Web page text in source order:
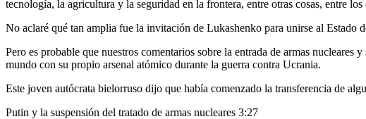
tecnología, la agricultura y la seguridad en la frontera, entre otras cosas, entre
No aclaré qué tan amplia fue la invitación de Lukashenko para unirse al Estado
Pero es probable que nuestros comentarios sobre la entrada de armas
mundo con su propio arsenal atómico durante la guerra contra Ucrania.
Este joven autócrata bielorruso dijo que había comenzado la transferencia de
Putin y la suspensión del tratado de armas nucleares 3:27